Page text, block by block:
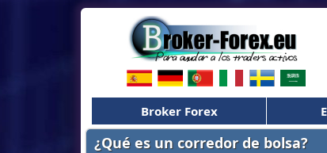
Broker Forex
¿Qué es un corredor de bolsa?